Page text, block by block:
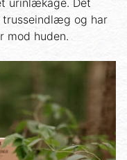
trusseindlæg og har
mod huden.